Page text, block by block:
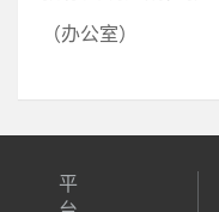
（办公室）
平